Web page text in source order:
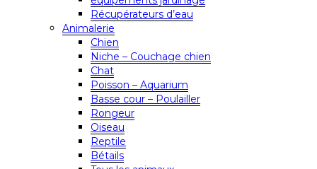
Récupérateurs d’eau
Animalerie
Chien
Niche – Couchage chien
Chat
Poisson – Aquarium
Basse cour – Poulailler
Rongeur
Oiseau
Reptile
Bétails